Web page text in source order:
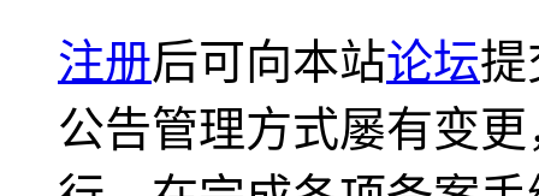
注册后可向本站论坛提
公告管理方式屡有变